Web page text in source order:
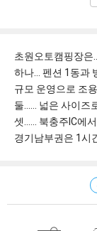
초원오토캠핑장은
하나... 펜션 1동과
규모 운영으로 조
둘...... 넓은 사이즈
셋...... 북충주IC에
경기남부권은 1시